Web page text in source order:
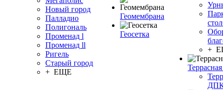
Новый город
Палладио
Полигональ
Променад l
Променад ll
Ригель
Старый город
+ ЕЩЕ
Геомембрана
Геосетка
+